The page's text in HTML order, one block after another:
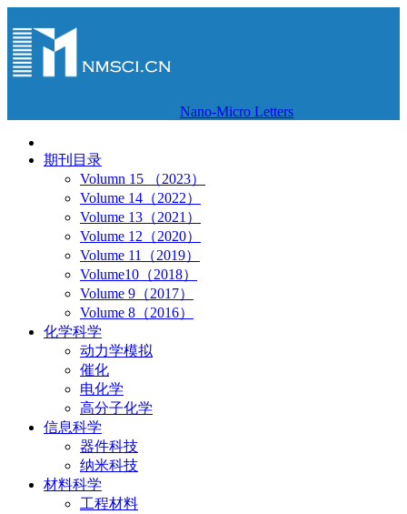
Nano-Micro Letters
期刊目录
Volumn 15 （2023）
Volume 14（2022）
Volume 13（2021）
Volume 12（2020）
Volume 11（2019）
Volume10（2018）
Volume 9（2017）
Volume 8（2016）
化学科学
动力学模拟
催化
电化学
高分子化学
信息科学
器件科技
纳米科技
材料科学
工程材料